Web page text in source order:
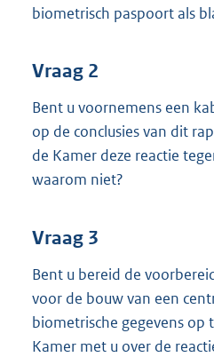
biometrisch paspoort als
Vraag 2
Bent u voornemens een
op de conclusies van dit
de Kamer deze reactie
waarom niet?
Vraag 3
Bent u bereid de
voor de bouw van een
biometrische gegevens
Kamer met u over de